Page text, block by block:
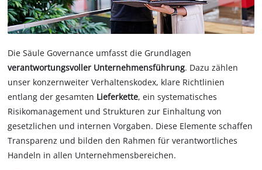
Die Säule Governance umfasst die Grundlagen
verantwortungsvoller Unternehmensführung. Dazu zählen
unser konzernweiter Verhaltenskodex, klare Richtlinien
entlang der gesamten Lieferkette, ein systematisches
Risikomanagement und Strukturen zur Einhaltung von
gesetzlichen und internen Vorgaben. Diese Elemente schaffen
Transparenz und bilden den Rahmen für verantwortliches
Handeln in allen Unternehmensbereichen.